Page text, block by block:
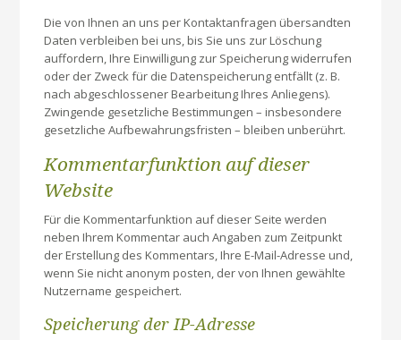
Die von Ihnen an uns per Kontaktanfragen übersandten
Daten verbleiben bei uns, bis Sie uns zur Löschung
auffordern, Ihre Einwilligung zur Speicherung widerrufen
oder der Zweck für die Datenspeicherung entfällt (z. B.
nach abgeschlossener Bearbeitung Ihres Anliegens).
Zwingende gesetzliche Bestimmungen – insbesondere
gesetzliche Aufbewahrungsfristen – bleiben unberührt.
Kommentar­funktion auf dieser
Website
Für die Kommentarfunktion auf dieser Seite werden
neben Ihrem Kommentar auch Angaben zum Zeitpunkt
der Erstellung des Kommentars, Ihre E-Mail-Adresse und,
wenn Sie nicht anonym posten, der von Ihnen gewählte
Nutzername gespeichert.
Speicherung der IP-Adresse